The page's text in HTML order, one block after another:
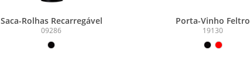
Saca-Rolhas Recarregável
09286
Porta-Vinho Feltro
19130